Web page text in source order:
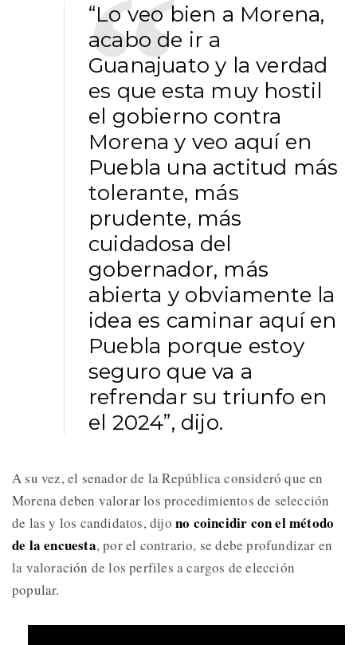
“Lo veo bien a Morena,
acabo de ir a
Guanajuato y la verdad
es que esta muy hostil
el gobierno contra
Morena y veo aquí en
Puebla una actitud más
tolerante, más
prudente, más
cuidadosa del
gobernador, más
abierta y obviamente la
idea es caminar aquí en
Puebla porque estoy
seguro que va a
refrendar su triunfo en
el 2024”, dijo.
A su vez, el senador de la República consideró que en
Morena deben valorar los procedimientos de selección
de las y los candidatos, dijo no coincidir con el método
de la encuesta, por el contrario, se debe profundizar en
la valoración de los perfiles a cargos de elección
popular.